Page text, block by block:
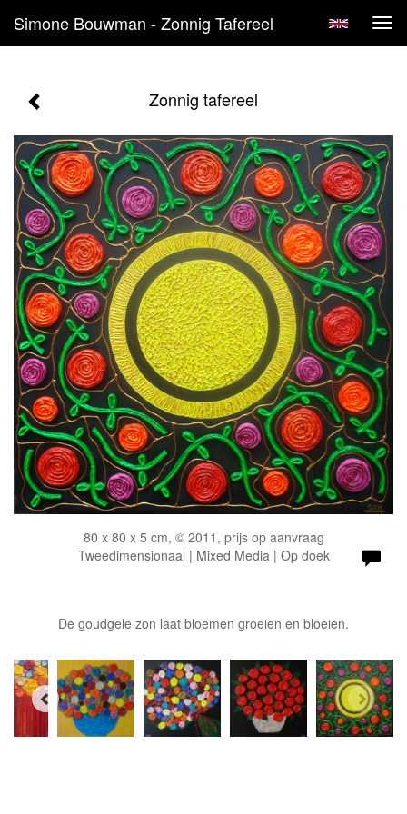
Simone Bouwman - Zonnig Tafereel
Zonnig tafereel
80 x 80 x 5 cm, © 2011, prijs op aanvraag
Tweedimensionaal | Mixed Media | Op doek
De goudgele zon laat bloemen groeien en bloeien.